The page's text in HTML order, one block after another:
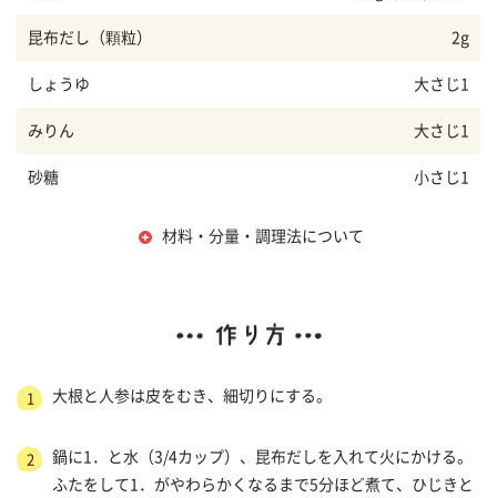
昆布だし（顆粒） 2g
しょうゆ 大さじ1
みりん 大さじ1
砂糖 小さじ1
材料・分量・調理法について
1 大根と人参は皮をむき、細切りにする。
2
鍋に1．と水（3/4カップ）、昆布だしを入れて火にかける。
ふたをして1．がやわらかくなるまで5分ほど煮て、ひじきと